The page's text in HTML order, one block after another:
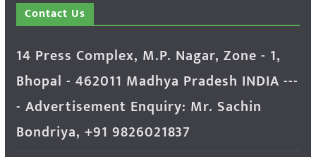
Contact Us
14 Press Complex, M.P. Nagar, Zone - 1,
Bhopal - 462011 Madhya Pradesh INDIA ---
- Advertisement Enquiry: Mr. Sachin
Bondriya, +91 9826021837